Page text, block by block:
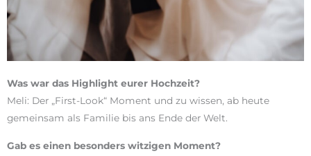
Was war das Highlight eurer Hochzeit?
Meli: Der „First-Look“ Moment und zu wissen, ab heute
gemeinsam als Familie bis ans Ende der Welt.
Gab es einen besonders witzigen Moment?